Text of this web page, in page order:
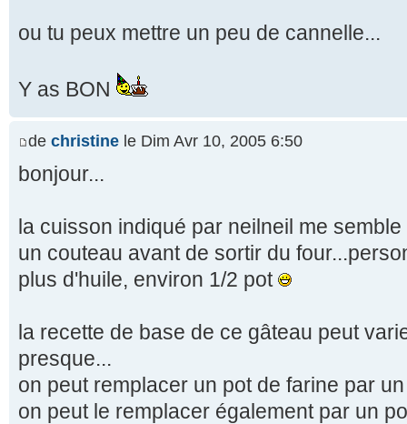
ou tu peux mettre un peu de cannelle...
Y as BON
de christine le Dim Avr 10, 2005 6:50
bonjour...
la cuisson indiqué par neilneil me
un couteau avant de sortir du
plus d'huile, environ 1/2 pot
la recette de base de ce gâteau peut
presque...
on peut remplacer un pot de farine par
on peut le remplacer également par un